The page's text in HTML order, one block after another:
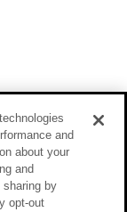
and
about your
and
by
opt-out